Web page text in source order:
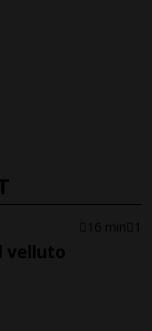
16 min 1
velluto